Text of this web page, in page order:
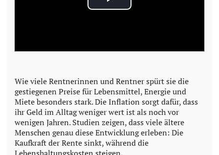
P
a
y
V
i
d
Wie viele Rentnerinnen und Rentner spürt sie die
gestiegenen Preise für Lebensmittel, Energie und
Miete besonders stark. Die Inflation sorgt dafür, dass
ihr Geld im Alltag weniger wert ist als noch vor
wenigen Jahren. Studien zeigen, dass viele ältere
Menschen genau diese Entwicklung erleben: Die
Kaufkraft der Rente sinkt, während die